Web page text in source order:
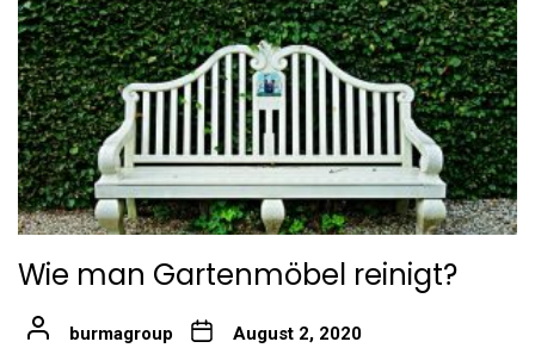
Wie man Gartenmöbel reinigt?
burmagroup August 2, 2020